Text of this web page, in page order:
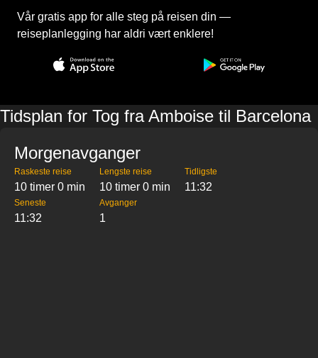
Vår gratis app for alle steg på reisen din —
reiseplanlegging har aldri vært enklere!
Tidsplan for Tog fra Amboise til Barcelona
Morgenavganger
Raskeste reise
10 timer 0 min
Lengste reise
10 timer 0 min
Tidligste
11:32
Seneste
11:32
Avganger
1